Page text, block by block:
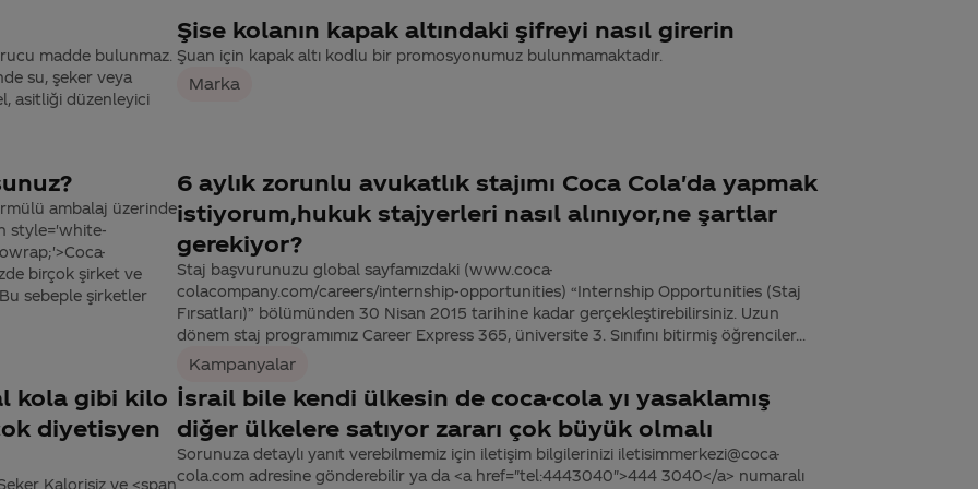
madde bulunmaz.
su, şeker veya
asitliği düzenleyici
Şise kolanın kapak altındaki şifreyi nasıl girerin
Şuan için kapak altı kodlu bir promosyonumuz bulunmamaktadır.
Marka
ambalaj üzerinde
style='white-
birçok şirket ve
sebeple şirketler
6 aylık zorunlu avukatlık stajımı Coca Cola'da yapmak
istiyorum,hukuk stajyerleri nasıl alınıyor,ne şartlar
gerekiyor?
Staj başvurunuzu global sayfamızdaki (www.coca-
colacompany.com/careers/internship-opportunities) “Internship Opportunities (Staj
Fırsatları)” bölümünden 30 Nisan 2015 tarihine kadar gerçekleştirebilirsiniz. Uzun
dönem staj programımız Career Express 365, üniversite 3. Sınıfını bitirmiş öğrenciler...
Kampanyalar
kola gibi kilo
diyetisyen
Kalorisiz ve <span
İsrail bile kendi ülkesin de coca-cola yı yasaklamış
diğer ülkelere satıyor zararı çok büyük olmalı
Sorunuza detaylı yanıt verebilmemiz için iletişim bilgilerinizi iletisimmerkezi@coca-
cola.com adresine gönderebilir ya da <a href="tel:4443040">444 3040</a> numaralı